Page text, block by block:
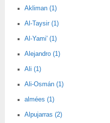
Akliman (1)
Al-Taysir (1)
Al-Yami' (1)
Alejandro (1)
Ali (1)
Ali-Osmán (1)
almées (1)
Alpujarras (2)